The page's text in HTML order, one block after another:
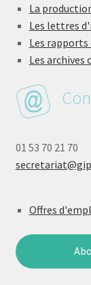
La
Les lettres
Les rapports
Les archives
01 53 70 21 70
Offres